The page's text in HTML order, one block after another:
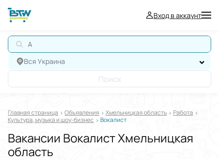
Вход в аккаунт
А
Вся Украина
Поиск
Главная страница Oбъявления Хмельницкая область
Работа
Культура, музыка и шоу-бизнес
Вокалист
Вакансии Вокалист Хмельницкая
область